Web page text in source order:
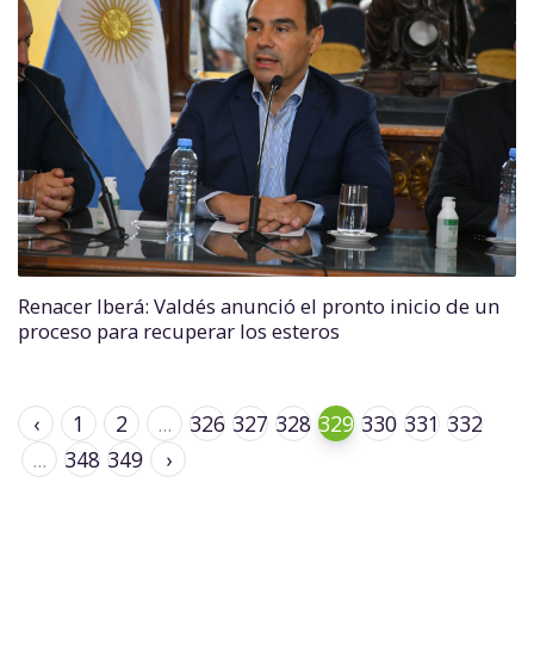
Renacer Iberá: Valdés anunció el pronto inicio de un
proceso para recuperar los esteros
‹ 1 2 ... 326 327 328 329 330 331 332
...
348 349 ›